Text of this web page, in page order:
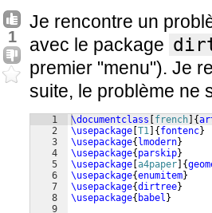
1
Je rencontre un
avec le package
premier "menu"). Je
suite, le problème ne
1
2
3
4
5
6
7
8
9
\documentclass french {
\usepackage T1 { fontenc}
\usepackage{ lmodern}
\usepackage{ parskip}
\usepackage a4paper {
\usepackage{enumitem}
\usepackage{dirtree}
\usepackage{ babel }